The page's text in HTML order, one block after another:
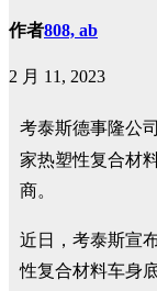
作者808, ab
2 月 11, 2023
考泰斯德事隆公
家热塑性复合材
商。
近日， 考泰斯宣
性复合材料车身